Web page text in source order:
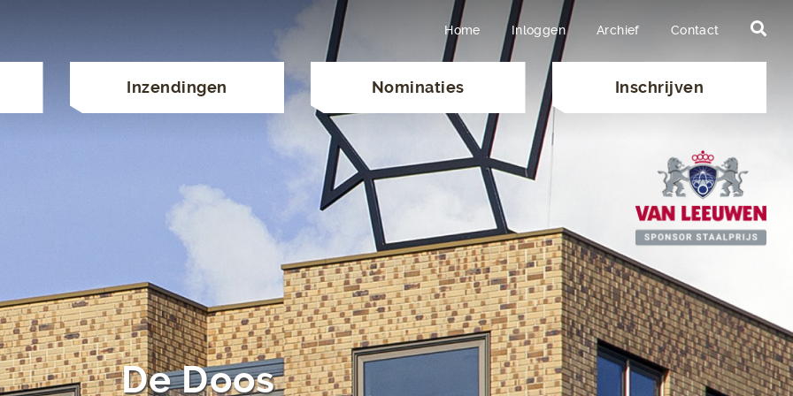
Inzendingen Nominaties Inschrijven
Home Inloggen Archief Contact
De Doos